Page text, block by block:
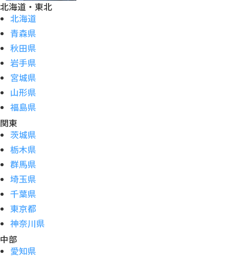
北海道・東北
北海道
青森県
秋田県
岩手県
宮城県
山形県
福島県
関東
茨城県
栃木県
群馬県
埼玉県
千葉県
東京都
神奈川県
中部
愛知県